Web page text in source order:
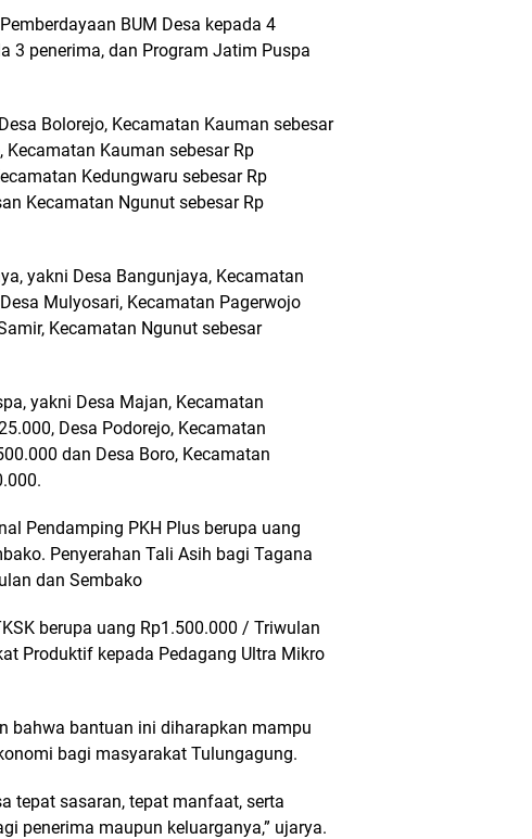
BUM Desa kepada 4
3 penerima, dan Program Jatim Puspa
Bolorejo, Kecamatan Kauman sebesar
Kecamatan Kauman sebesar Rp
Kedungwaru sebesar Rp
Kecamatan Ngunut sebesar Rp
yakni Desa Bangunjaya, Kecamatan
Mulyosari, Kecamatan Pagerwojo
Kecamatan Ngunut sebesar
yakni Desa Majan, Kecamatan
Desa Podorejo, Kecamatan
dan Desa Boro, Kecamatan
Pendamping PKH Plus berupa uang
Penyerahan Tali Asih bagi Tagana
dan Sembako
berupa uang Rp1.500.000 / Triwulan
Produktif kepada Pedagang Ultra Mikro
bahwa bantuan ini diharapkan mampu
bagi masyarakat Tulungagung.
tepat sasaran, tepat manfaat, serta
penerima maupun keluarganya,” ujarya.